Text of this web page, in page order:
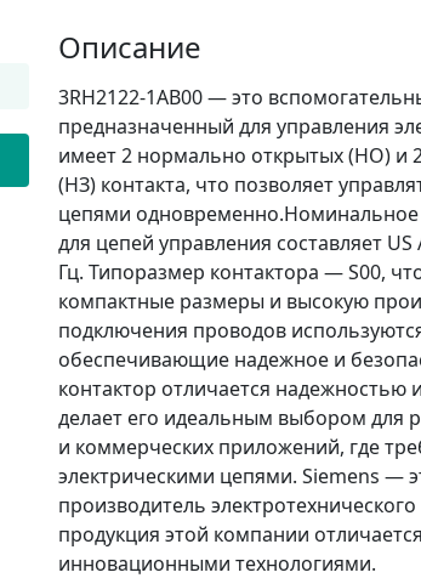
Описание
3RH2122-1AB00 — это
предназначенный для управления
имеет 2 нормально открытых (НО) и
(НЗ) контакта, что позволяет
цепями
для цепей управления составляет US
Гц. Типоразмер контактора — S00,
компактные размеры и высокую
подключения проводов
обеспечивающие надежное и
контактор отличается надежностью
делает его идеальным выбором
и коммерческих приложений, где
электрическими цепями. Siemens —
производитель
продукция этой компании
инновационными технологиями.